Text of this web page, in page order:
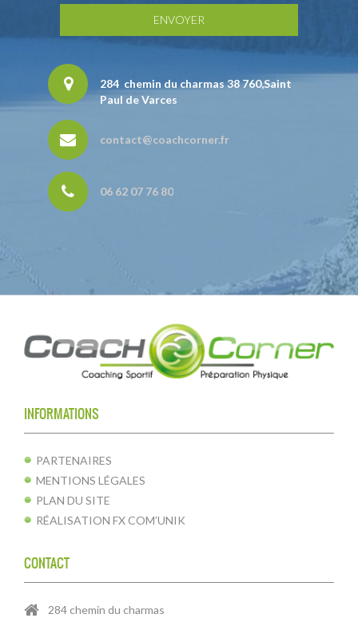
284 chemin du charmas 38 760,Saint
Paul de Varces
contact@coachcorner.fr
06 62 07 76 80
INFORMATIONS
PARTENAIRES
MENTIONS LÉGALES
PLAN DU SITE
RÉALISATION FX COM’UNIK
CONTACT
284 chemin du charmas